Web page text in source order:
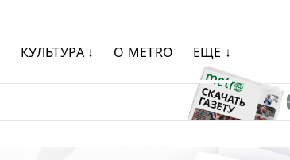
КУЛЬТУРА ↓ О METRO ЕЩЕ ↓